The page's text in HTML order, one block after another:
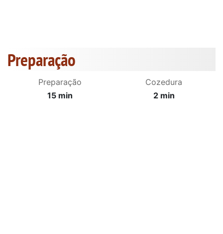
Preparação
Preparação
15 min
Cozedura
2 min